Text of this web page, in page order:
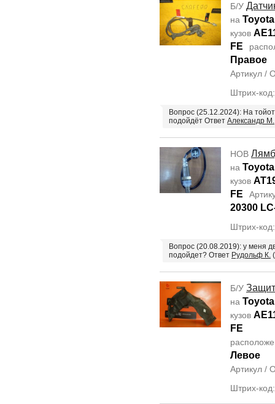
Б/У
на
кузов
FE
Правое
Артикул /
Штрих-
Вопрос (25.12.2024): На
подойдёт Ответ Александр М.
НОВ
на
кузов
FE
20300
Штрих-
Вопрос (20.08.2019): у меня
подойдет? Ответ Рудольф К.
Б/У
на
кузов
FE
Левое
Артикул /
Штрих-